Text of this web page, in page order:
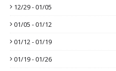
12/29 - 01/05
01/05 - 01/12
01/12 - 01/19
01/19 - 01/26